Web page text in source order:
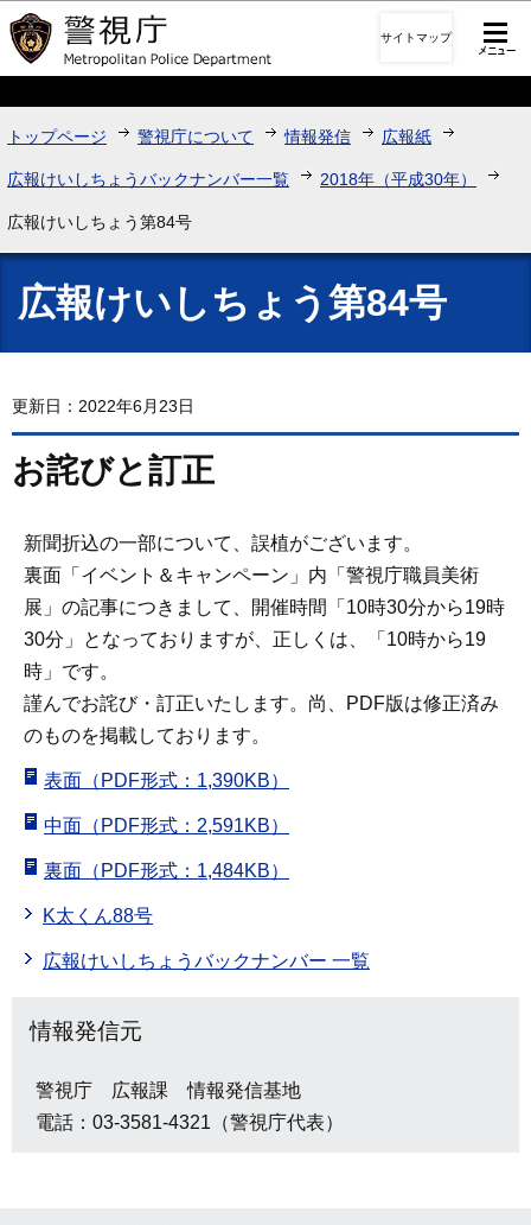
このページの本文へ移動
サイトマップ
トップページ 警視庁について 情報発信 広報紙
広報けいしちょうバックナンバー一覧 2018年（平成30年）
広報けいしちょう第84号
広報けいしちょう第84号
更新日：2022年6月23日
お詫びと訂正
新聞折込の一部について、誤植がございます。
裏面「イベント＆キャンペーン」内「警視庁職員美術
展」の記事につきまして、開催時間「10時30分から19時
30分」となっておりますが、正しくは、「10時から19
時」です。
謹んでお詫び・訂正いたします。尚、PDF版は修正済み
のものを掲載しております。
表面（PDF形式：1,390KB）
中面（PDF形式：2,591KB）
裏面（PDF形式：1,484KB）
K太くん88号
広報けいしちょうバックナンバー 一覧
情報発信元
警視庁 広報課 情報発信基地
電話：03-3581-4321（警視庁代表）